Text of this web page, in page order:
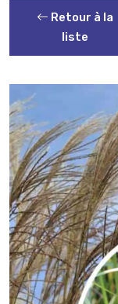
Retour à la
liste